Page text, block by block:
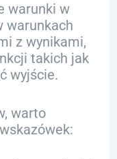
warunki w
warunkach
z wynikami,
takich jak
wyjście.
warto